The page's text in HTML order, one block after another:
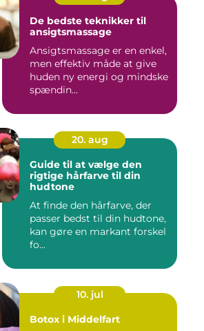
De bedste teknikker til
ansigtsmassage
Ansigtsmassage er en enkel,
men effektiv måde at give
huden ny energi og mindske
spændin...
20. aug
Guide til at vælge den
rigtige hårfarve til din
hudtone
At finde den hårfarve, der
passer bedst til din hudtone,
kan gøre en markant forskel
fo...
10. jul
Botox i Middelfart